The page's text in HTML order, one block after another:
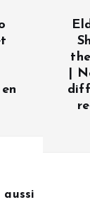
|
aussi